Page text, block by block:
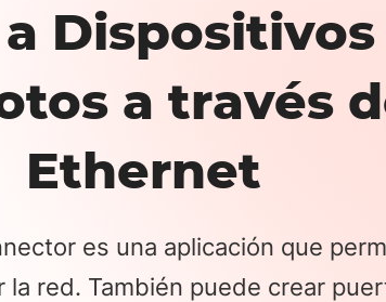
Dispositivos
a través
Ethernet
es una aplicación que
la red. También puede crear